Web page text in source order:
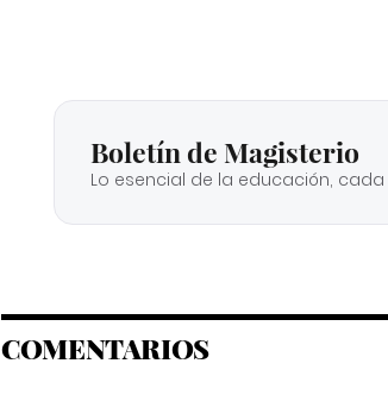
Boletín de Magisterio
Lo esencial de la educación,
COMENTARIOS